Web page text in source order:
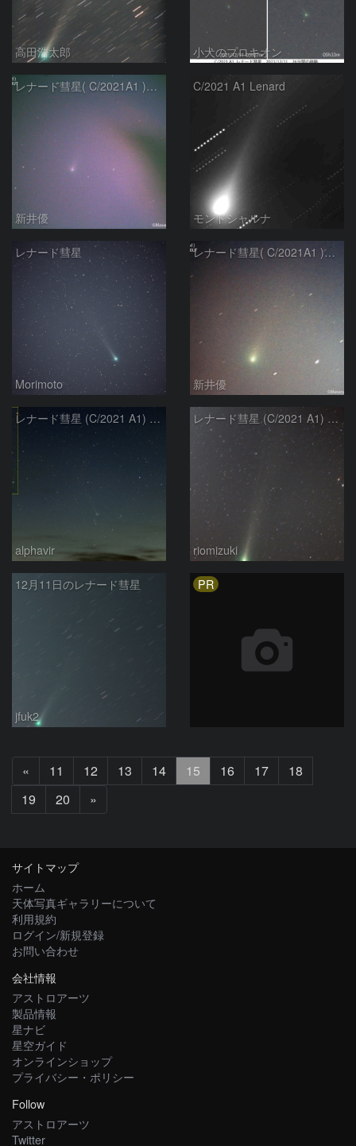
高田浩太郎 小犬のプロキオン
レナード彗星( C/2021A1 )：2021/12/12
新井優
C/2021 A1 Lenard
モンドシャルナ
レナード彗星
Morimoto
レナード彗星( C/2021A1 )：2021/12/12
新井優
レナード彗星 (C/2021 A1) 12月12日
alphavir
レナード彗星 (C/2021 A1) 12月11日
riomizuki
12月11日のレナード彗星
jfuk2
PR
«
へ
11 12 13 14 15 16 17
18
19
20 »
へ
サイトマップ
ホーム
天体写真ギャラリーについて
利用規約
ログイン/新規登録
お問い合わせ
会社情報
アストロアーツ
製品情報
星ナビ
星空ガイド
オンラインショップ
プライバシー・ポリシー
Follow
アストロアーツ
Twitter